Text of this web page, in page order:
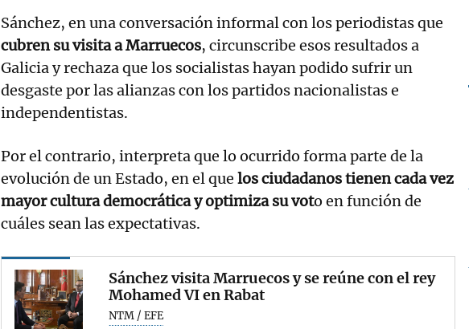
Sánchez, en una conversación informal con los periodistas que
cubren su visita a Marruecos, circunscribe esos resultados a
Galicia y rechaza que los socialistas hayan podido sufrir un
desgaste por las alianzas con los partidos nacionalistas e
independentistas.
Por el contrario, interpreta que lo ocurrido forma parte de la
evolución de un Estado, en el que los ciudadanos tienen cada vez
mayor cultura democrática y optimiza su voto en función de
cuáles sean las expectativas.
Sánchez visita Marruecos y se reúne con el rey
Mohamed VI en Rabat
NTM / EFE